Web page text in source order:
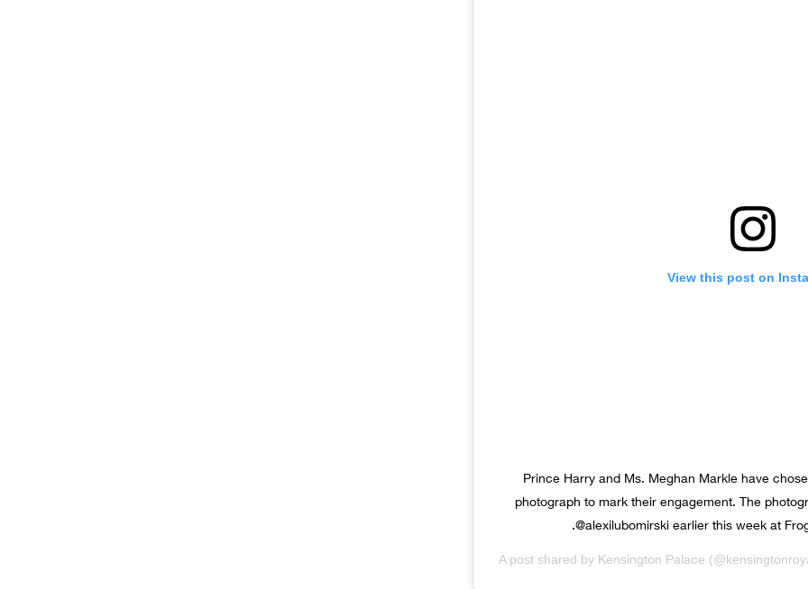
View this post on
Prince Harry and Ms. Meghan Markle have
photograph to mark their engagement. The
@alexilubomirski earlier this week at
A post shared by Kensington Palace